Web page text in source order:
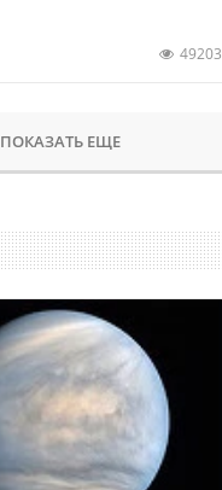
49203
ПОКАЗАТЬ ЕЩЕ